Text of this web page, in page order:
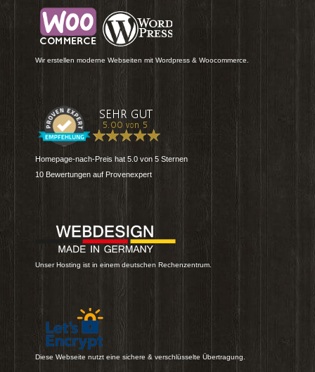
Wir erstellen moderne Webseiten mit Wordpress & Woocommerce.
Homepage-nach-Preis hat 5.0 von 5 Sternen
10 Bewertungen auf Provenexpert
Unser Hosting ist in einem deutschen Rechenzentrum.
Diese Webseite nutzt eine sichere & verschlüsselte Übertragung.